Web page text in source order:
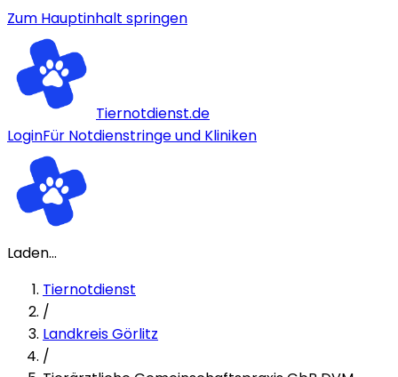
Zum Hauptinhalt springen
Tiernotdienst.de
LoginFür Notdienstringe und Kliniken
Laden...
Tiernotdienst
/
Landkreis Görlitz
/